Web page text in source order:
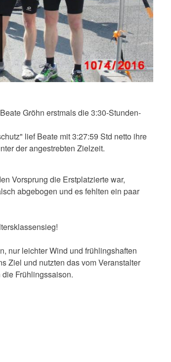
Gröhn erstmals die 3:30-Stunden-
lief Beate mit 3:27:59 Std netto ihre
der angestrebten Zielzeit.
Vorsprung die Erstplatzierte war,
abgebogen und es fehlten ein paar
nur leichter Wind und frühlingshaften
Ziel und nutzten das vom Veranstalter
Frühlingssaison.